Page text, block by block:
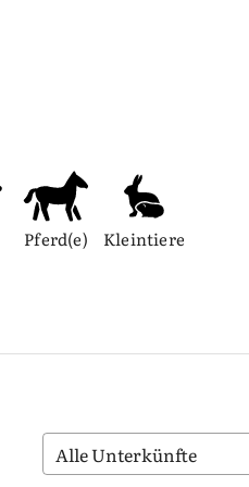
Pferd(e) Kleintiere
Alle Unterkünfte